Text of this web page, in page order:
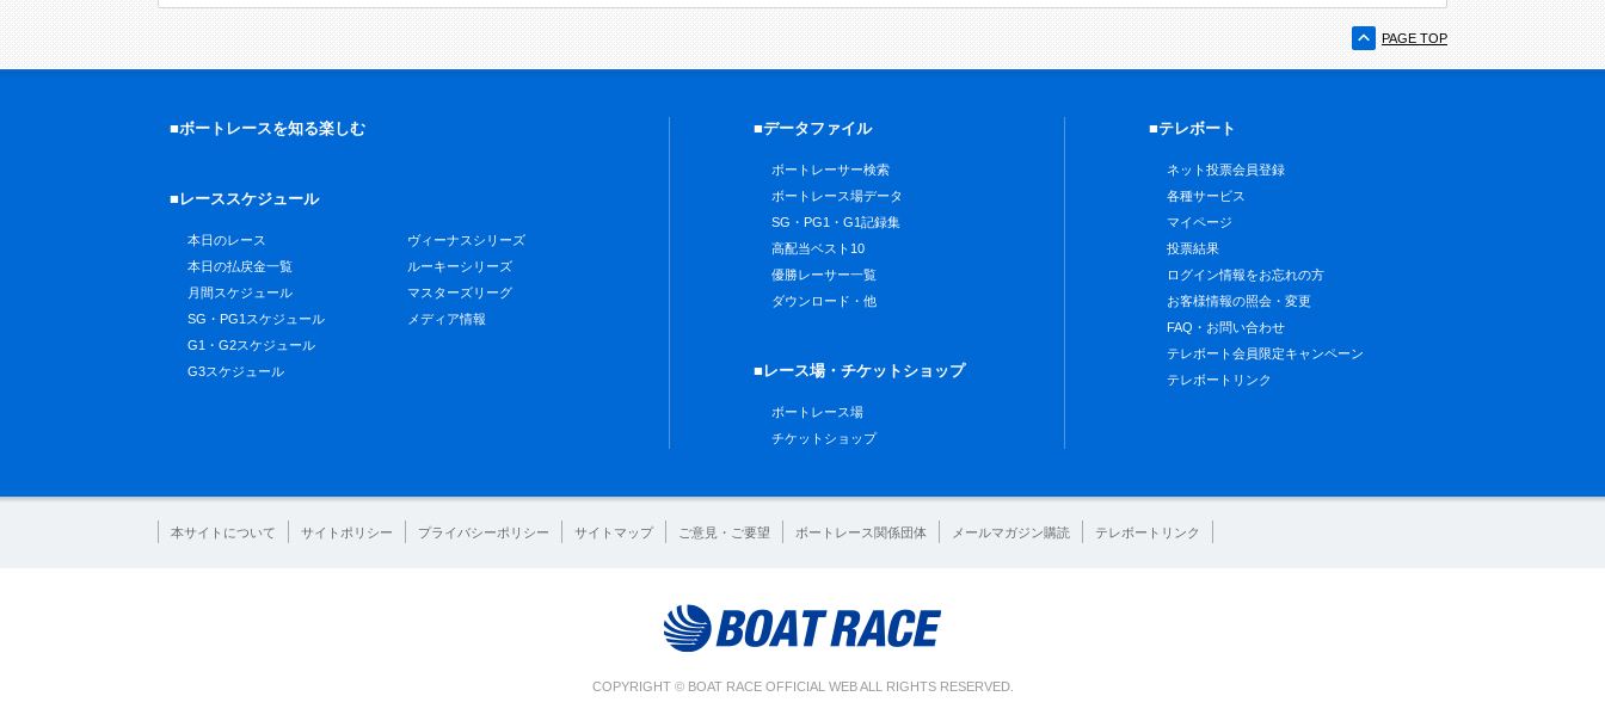
PAGE TOP
■ボートレースを知る楽しむ
■レーススケジュール
本日のレース
本日の払戻金一覧
月間スケジュール
SG・PG1スケジュール
G1・G2スケジュール
G3スケジュール
ヴィーナスシリーズ
ルーキーシリーズ
マスターズリーグ
メディア情報
■データファイル
ボートレーサー検索
ボートレース場データ
SG・PG1・G1記録集
高配当ベスト10
優勝レーサー一覧
ダウンロード・他
■レース場・チケットショップ
ボートレース場
チケットショップ
■テレボート
ネット投票会員登録
各種サービス
マイページ
投票結果
ログイン情報をお忘れの方
お客様情報の照会・変更
FAQ・お問い合わせ
テレボート会員限定キャンペーン
テレボートリンク
本サイトについて サイトポリシー プライバシーポリシー サイトマップ ご意見・ご要望 ボートレース関係団体 メールマガジン購読 テレボートリンク
COPYRIGHT © BOAT RACE OFFICIAL WEB ALL RIGHTS RESERVED.